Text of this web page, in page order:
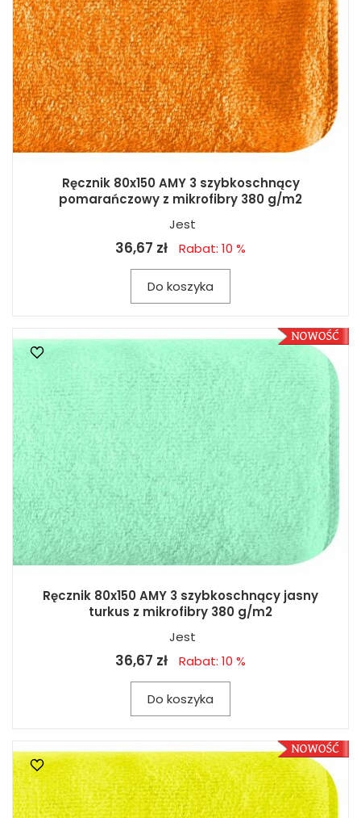
Ręcznik 80x150 AMY 3 szybkoschnący
pomarańczowy z mikrofibry 380 g/m2
Jest
36,67 zł Rabat: 10 %
Do koszyka
Ręcznik 80x150 AMY 3 szybkoschnący jasny
turkus z mikrofibry 380 g/m2
Jest
36,67 zł Rabat: 10 %
Do koszyka